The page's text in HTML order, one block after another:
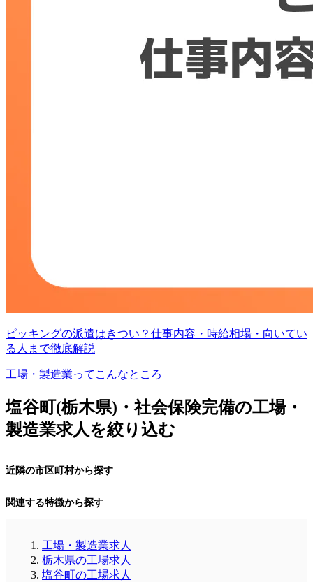
ピッキングの派遣はきつい？仕事内容・時給相場・向いてい
る人まで徹底解説
工場・製造業ってこんなところ
塩谷町(栃木県)・社会保険完備の工場・
製造業求人を絞り込む
近隣の市区町村から探す
関連する特徴から探す
工場・製造業求人
栃木県の工場求人
塩谷町の工場求人